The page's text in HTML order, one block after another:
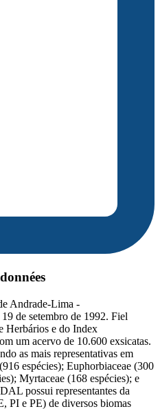
Andrade-Lima -
de setembro de 1992. Fiel
Herbários e do Index
um acervo de 10.600 exsicatas.
as mais representativas em
espécies); Euphorbiaceae (300
Myrtaceae (168 espécies); e
possui representantes da
PI e PE) de diversos biomas